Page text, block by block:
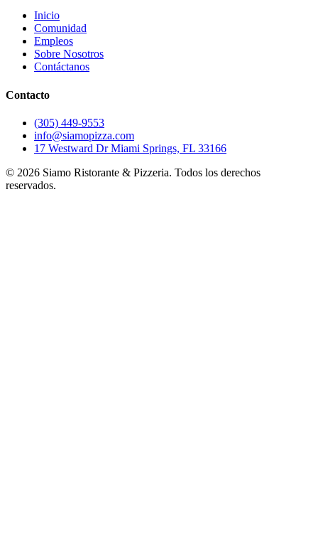
Inicio
Comunidad
Empleos
Sobre Nosotros
Contáctanos
Contacto
(305) 449-9553
info@siamopizza.com
17 Westward Dr Miami Springs, FL 33166
© 2026 Siamo Ristorante & Pizzeria. Todos los derechos
reservados.